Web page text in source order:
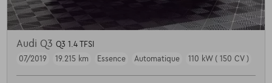
Audi Q3 Q3 1.4 TFSI
07/2019
19.215 km Essence Automatique 110 kW ( 150 CV )